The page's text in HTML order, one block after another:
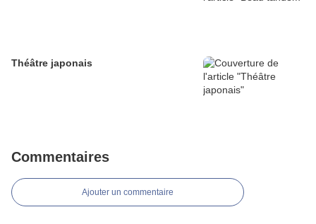
Théâtre japonais
Commentaires
Ajouter un commentaire